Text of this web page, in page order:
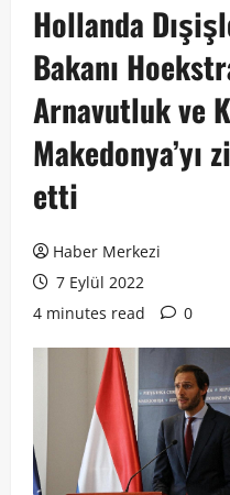
Hollanda
Bakanı
Arnavutluk ve
Makedonya’yı
etti
Haber Merkezi
7 Eylül 2022
4 minutes read
0